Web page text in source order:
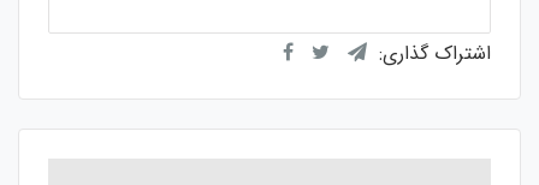
اشتراک گذاری: